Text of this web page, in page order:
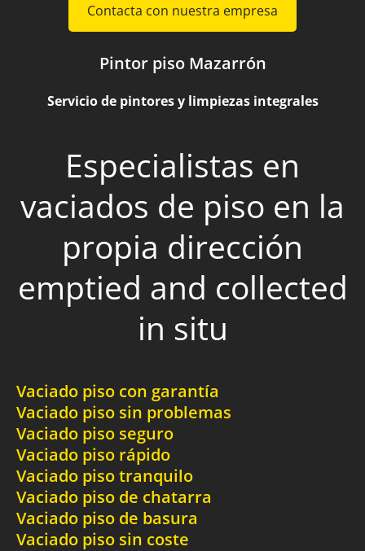
Contacta con nuestra empresa
Pintor piso Mazarrón
Servicio de pintores y limpiezas integrales
Especialistas en
vaciados de piso en la
propia dirección
emptied and collected
in situ
Vaciado piso con garantía
Vaciado piso sin problemas
Vaciado piso seguro
Vaciado piso rápido
Vaciado piso tranquilo
Vaciado piso de chatarra
Vaciado piso de basura
Vaciado piso sin coste